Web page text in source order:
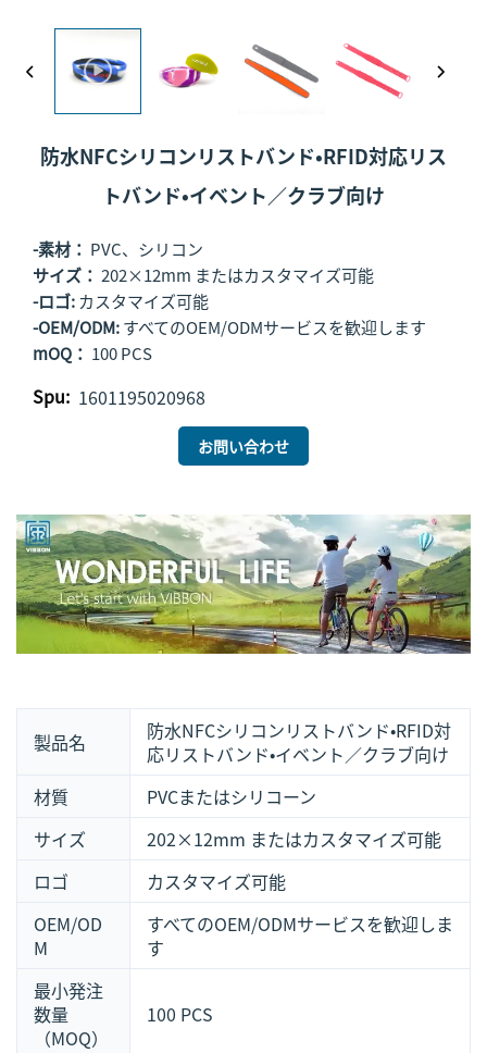
防水NFCシリコンリストバンド・RFID対応リス
トバンド・イベント／クラブ向け
-素材： PVC、シリコン
サイズ： 202×12mm またはカスタマイズ可能
-ロゴ:カスタマイズ可能
-OEM/ODM:すべてのOEM/ODMサービスを歓迎します
mOQ： 100 PCS
Spu: 1601195020968
お問い合わせ
製品名
防水NFCシリコンリストバンド・RFID対
応リストバンド・イベント／クラブ向け
材質
PVCまたはシリコーン
サイズ
202×12mm またはカスタマイズ可能
ロゴ
カスタマイズ可能
OEM/OD
M
すべてのOEM/ODMサービスを歓迎しま
す
最小発注
数量
（MOQ）
100 PCS